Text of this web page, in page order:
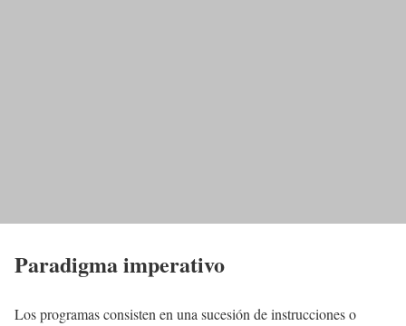
Paradigma imperativo
Los programas consisten en una sucesión de instrucciones o